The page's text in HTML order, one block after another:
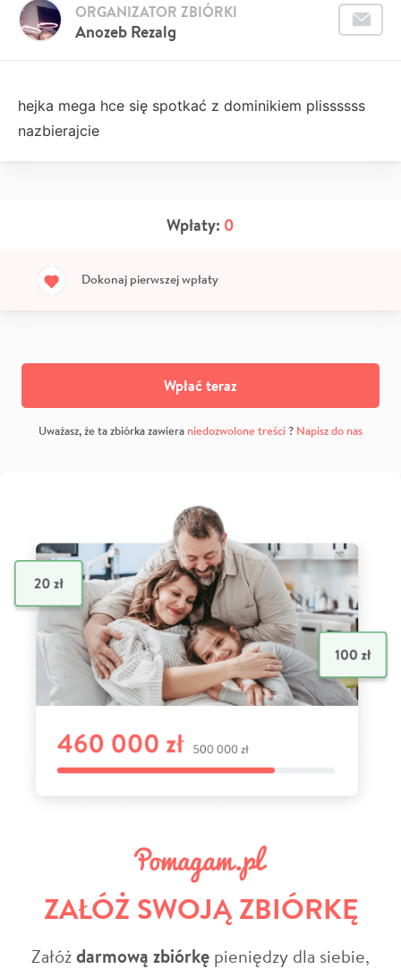
Anozeb Rezalg
ORGANIZATOR ZBIÓRKI
hejka mega hce się spotkać z dominikiem plissssss
nazbierajcie
Wpłaty: 0
Dokonaj pierwszej wpłaty
Wpłać teraz
Uważasz, że ta zbiórka zawiera niedozwolone treści? Napisz do nas
ZAŁÓŻ SWOJĄ ZBIÓRKĘ
Załóżdarmową zbiórkę pieniędzy dla siebie,